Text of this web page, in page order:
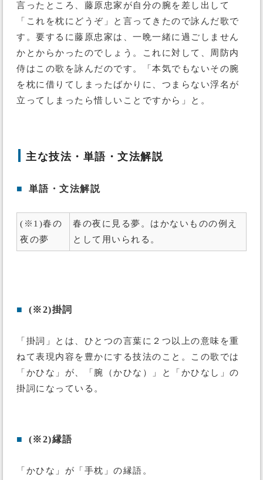
言ったところ、藤原忠家が自分の腕を差し出して
「これを枕にどうぞ」と言ってきたので詠んだ歌で
す。要するに藤原忠家は、一晩一緒に過ごしません
かとからかったのでしょう。これに対して、周防内
侍はこの歌を詠んだのです。「本気でもないその腕
を枕に借りてしまったばかりに、つまらない浮名が
立ってしまったら惜しいことですから」と。
主な技法・単語・文法解説
■ 単語・文法解説
(※1)春の
夜の夢
春の夜に見る夢。はかないものの例え
として用いられる。
■ (※2)掛詞
「掛詞」とは、ひとつの言葉に２つ以上の意味を重
ねて表現内容を豊かにする技法のこと。この歌では
「かひな」が、「腕（かひな）」と「かひなし」の
掛詞になっている。
■ (※2)縁語
「かひな」が「手枕」の縁語。